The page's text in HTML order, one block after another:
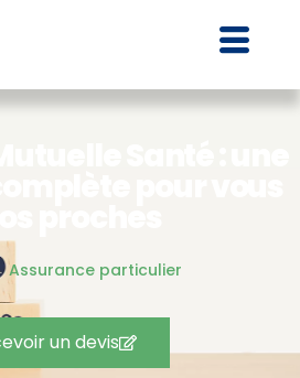
pour vous
proches
Assurance particulier
un devis